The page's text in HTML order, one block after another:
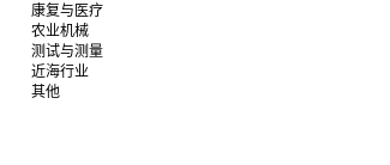
康复与医疗
农业机械
测试与测量
近海行业
其他